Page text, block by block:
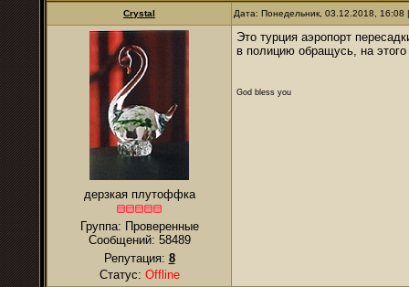
Crystal Дата: Понедельник, 03.12.2018,
дерзкая плутоффка
Группа: Проверенные
Сообщений: 58489
Репутация: 8
Статус: Offline
Это турция аэропорт
в полицию обращусь, на
God bless you